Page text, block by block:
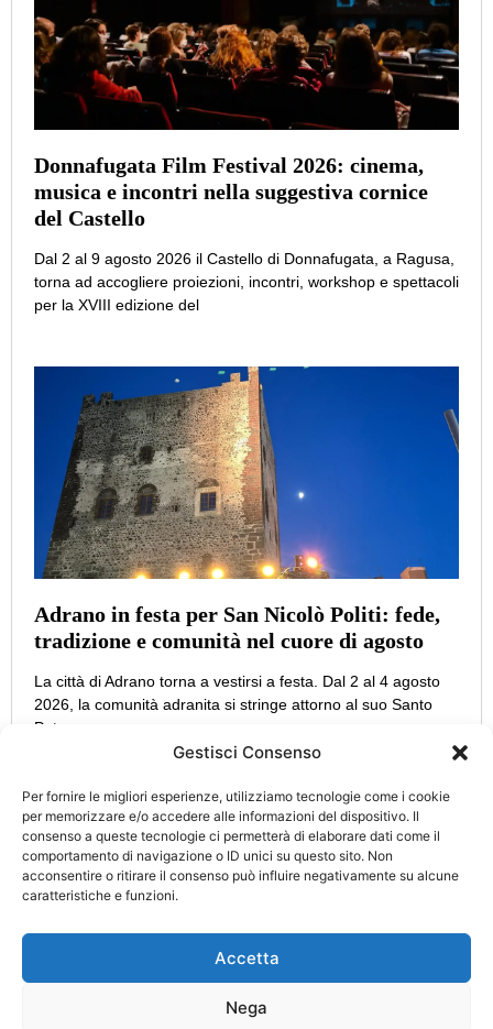
Gestisci Consenso
Per fornire le migliori esperienze, utilizziamo tecnologie come i cookie
per memorizzare e/o accedere alle informazioni del dispositivo. Il
consenso a queste tecnologie ci permetterà di elaborare dati come il
comportamento di navigazione o ID unici su questo sito. Non
acconsentire o ritirare il consenso può influire negativamente su alcune
caratteristiche e funzioni.
Accetta
Nega
Donnafugata Film Festival 2026: cinema,
musica e incontri nella suggestiva cornice
del Castello
Dal 2 al 9 agosto 2026 il Castello di Donnafugata, a Ragusa,
torna ad accogliere proiezioni, incontri, workshop e spettacoli
per la XVIII edizione del
Adrano in festa per San Nicolò Politi: fede,
tradizione e comunità nel cuore di agosto
La città di Adrano torna a vestirsi a festa. Dal 2 al 4 agosto
2026, la comunità adranita si stringe attorno al suo Santo
Patrono,
CATEGORIE
Attualità Cultura
d’Italia
Politica
Turismo Cronaca
INFO
UTILI
Cookie Policy